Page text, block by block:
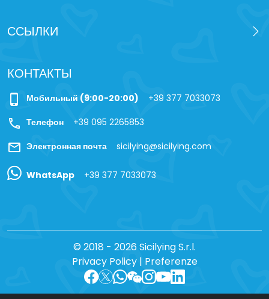
ССЫЛКИ
КОНТАКТЫ
phone_iphone Мобильный (9:00-20:00) +39 377 7033073
call Телефон +39 095 2265853
mail Электронная почта sicilying@sicilying.com
WhatsApp +39 377 7033073
© 2018 - 2026 Sicilying S.r.l.
Privacy Policy| Preferenze